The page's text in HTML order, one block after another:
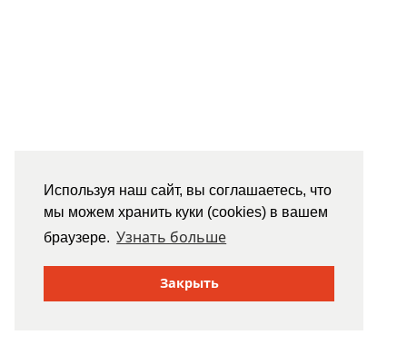
Используя наш сайт, вы соглашаетесь, что
мы можем хранить куки (cookies) в вашем
браузере. Узнать больше
Закрыть